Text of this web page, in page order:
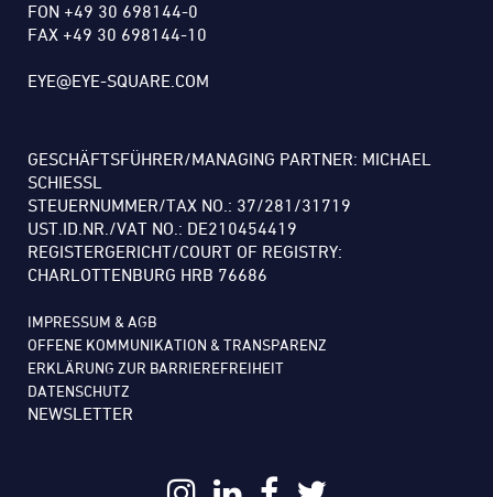
FON +49 30 698144-0
FAX +49 30 698144-10
EYE@EYE-SQUARE.COM
GESCHÄFTSFÜHRER/MANAGING PARTNER: MICHAEL
SCHIESSL
STEUERNUMMER/TAX NO.: 37/281/31719
UST.ID.NR./VAT NO.: DE210454419
REGISTERGERICHT/COURT OF REGISTRY:
CHARLOTTENBURG HRB 76686
IMPRESSUM & AGB
OFFENE KOMMUNIKATION & TRANSPARENZ
ERKLÄRUNG ZUR BARRIEREFREIHEIT
DATENSCHUTZ
NEWSLETTER